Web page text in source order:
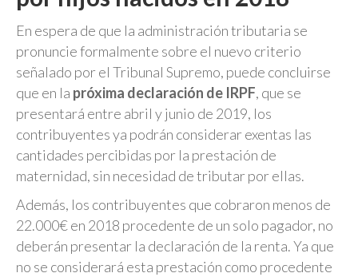
En espera de que la administración tributaria se
pronuncie formalmente sobre el nuevo criterio
señalado por el Tribunal Supremo, puede concluirse
que en la próxima declaración de IRPF, que se
presentará entre abril y junio de 2019, los
contribuyentes ya podrán considerar exentas las
cantidades percibidas por la prestación de
maternidad, sin necesidad de tributar por ellas.
Además, los contribuyentes que cobraron menos de
22.000€ en 2018 procedente de un solo pagador, no
deberán presentar la declaración de la renta. Ya que
no se considerará esta prestación como procedente